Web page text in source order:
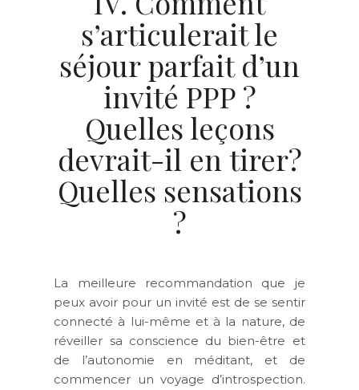
s’articulerait le
séjour parfait d’un
invité PPP ?
Quelles leçons
devrait-il en tirer?
Quelles sensations
?
La meilleure recommandation que je
peux avoir pour un invité est de se sentir
connecté à lui-même et à la nature, de
réveiller sa conscience du bien-être et
de l’autonomie en méditant, et de
commencer un voyage d’introspection.